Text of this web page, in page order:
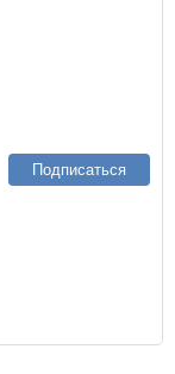
Подписаться